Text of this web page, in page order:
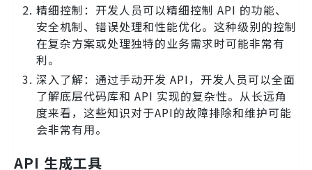
精细控制：开发人员可以精细控制 API 的功能、
安全机制、错误处理和性能优化。这种级别的控制
在复杂方案或处理独特的业务需求时可能非常有
利。
深入了解：通过手动开发 API，开发人员可以全面
了解底层代码库和 API 实现的复杂性。从长远角
度来看，这些知识对于API的故障排除和维护可能
会非常有用。
API 生成工具